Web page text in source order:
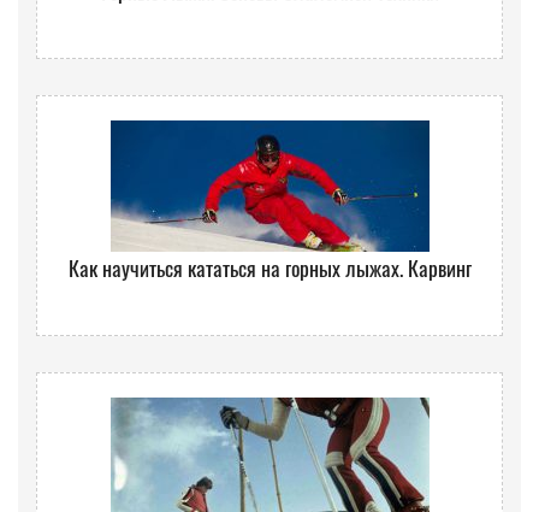
Как научиться кататься на горных лыжах. Карвинг